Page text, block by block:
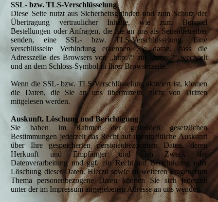
SSL- bzw. TLS-Verschlüsselung
Diese Seite nutzt aus Sicherheitsgründen und zum Schutz der
Übertragung vertraulicher Inhalte, wie zum Beispiel
Bestellungen oder Anfragen, die Sie an uns als Seitenbetreiber
senden, eine SSL- bzw. TLS-Verschlüsselung. Eine
verschlüsselte Verbindung erkennen Sie daran, dass die
Adresszeile des Browsers von „http://“ auf „https://“ wechselt
und an dem Schloss-Symbol in Ihrer Browserzeile.
Wenn die SSL- bzw. TLS-Verschlüsselung aktiviert ist, können
die Daten, die Sie an uns übermitteln, nicht von Dritten
mitgelesen werden.
Auskunft, Löschung und Berichtigung
Sie haben im Rahmen der geltenden gesetzlichen
Bestimmungen jederzeit das Recht auf unentgeltliche Auskunft
über Ihre gespeicherten personenbezogenen Daten, deren
Herkunft und Empfänger und den Zweck der
Datenverarbeitung und ggf. ein Recht auf Berichtigung oder
Löschung dieser Daten. Hierzu sowie zu weiteren Fragen zum
Thema personenbezogene Daten können Sie sich jederzeit
unter der im Impressum angegebenen Adresse an uns wenden.